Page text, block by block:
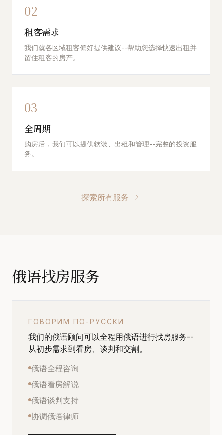
02
租客需求
我们就各区域租客偏好提供建议--帮助您选择快速出租并
留住租客的房产。
03
全周期
购房后，我们可以提供软装、出租和管理--完整的投资服
务。
探索所有服务
俄语找房服务
ГОВОРИМ ПО-РУССКИ
我们的俄语顾问可以全程用俄语进行找房服务--
从初步需求到看房、谈判和交割。
俄语全程咨询
俄语看房解说
俄语谈判支持
协调俄语律师